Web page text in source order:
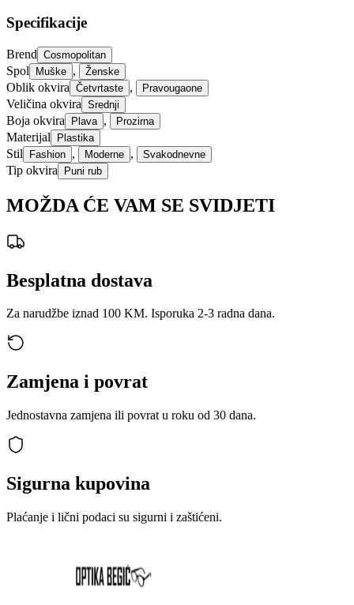
Specifikacije
Brend Cosmopolitan
Spol Muške , Ženske
Oblik okvira Četvrtaste , Pravougaone
Veličina okvira Srednji
Boja okvira Plava , Prozirna
Materijal Plastika
Stil Fashion , Moderne , Svakodnevne
Tip okvira Puni rub
MOŽDA ĆE VAM SE SVIDJETI
Besplatna dostava
Za narudžbe iznad 100 KM. Isporuka 2-3 radna dana.
Zamjena i povrat
Jednostavna zamjena ili povrat u roku od 30 dana.
Sigurna kupovina
Plaćanje i lični podaci su sigurni i zaštićeni.